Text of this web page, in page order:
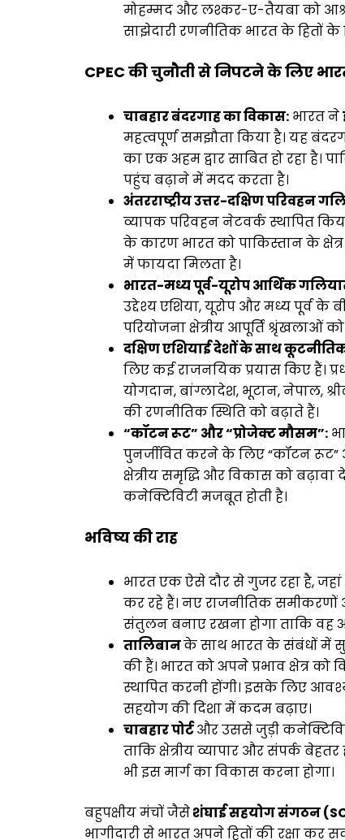
मोहम्मद और लश्कर-ए-तैयबा को
साझेदारी रणनीतिक भारत के हितों
CPEC की चुनौती से निपटने के लिए
चाबहार बंदरगाह का विकास: भारत ने
महत्वपूर्ण समझौता किया है। यह
का एक अहम द्वार साबित हो रहा है।
पहुंच बढ़ाने में मदद करता है।
अंतरराष्ट्रीय उत्तर-दक्षिण परिवहन
व्यापक परिवहन नेटवर्क स्थापित
के कारण भारत को पाकिस्तान के क्षेत्र
में फायदा मिलता है।
भारत-मध्य पूर्व-यूरोप आर्थिक
उद्देश्य एशिया, यूरोप और मध्य पूर्व
परियोजना क्षेत्रीय आपूर्ति
दक्षिण एशियाई देशों के साथ
लिए कई राजनयिक प्रयास किए हैं।
योगदान, बांग्लादेश, भूटान, नेपाल,
की रणनीतिक स्थिति को बढ़ाते हैं।
“कॉटन रूट” और “प्रोजेक्ट मौसम”:
पुनर्जीवित करने के लिए “कॉटन रूट”
क्षेत्रीय समृद्धि और विकास को
कनेक्टिविटी मजबूत होती है।
भविष्य की राह
भारत एक ऐसे दौर से गुजर रहा है, जहां
कर रहे हैं। नए राजनीतिक
संतुलन बनाए रखना होगा ताकि वह
तालिबानके साथ भारत के संबंधों में
की हैं। भारत को अपने प्रभाव क्षेत्र
स्थापित करनी होंगी। इसके लिए
सहयोग की दिशा में कदम बढ़ाए।
चाबहार पोर्टऔर उससे जुड़ी
ताकि क्षेत्रीय व्यापार और संपर्क
भी इस मार्ग का विकास करना होगा।
बहुपक्षीय मंचों जैसेशंघाई सहयोग संगठन
भागीदारी से भारत अपने हितों की रक्षा